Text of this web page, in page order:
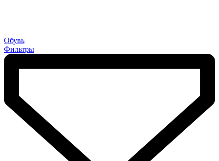
Обувь
Фильтры